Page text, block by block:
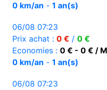
0 km/an - 1 an(s)
06/08 07:23
Prix achat : 0 € / 0 €
Economies : 0 € - 0 € /
0 km/an - 1 an(s)
06/08 07:23